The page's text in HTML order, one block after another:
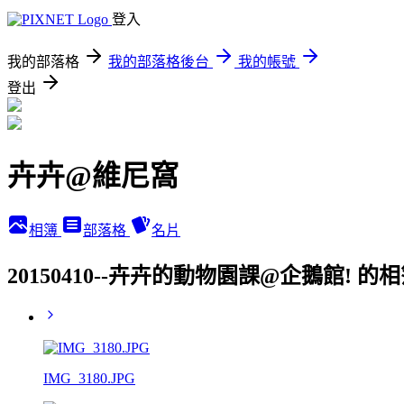
登入
我的部落格 我的部落格後台
我的帳號
登出
卉卉@維尼窩
相簿 部落格 名片
20150410--卉卉的動物園課@企鵝館! 的
IMG_3180.JPG